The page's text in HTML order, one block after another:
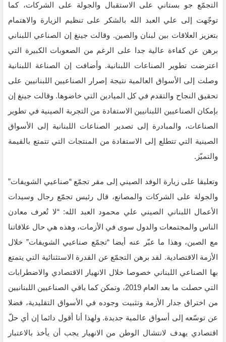
التجمّع جو بستاني على الاستقبال والجولة على الشركات، كما
توجّهت إلى علي العبد الله بالشكر على تنظيم الزيارة والاهتمام
بتعزيز العلاقات بين لبنان والصين. وقالت جينغ إن الصناعي اللبناني
برهن عن كفاءة عالية جدا على الرغم من الصعوبات الكبيرة التي
اعترضت تطوير الصناعات اللبنانية. وأضافت إن الصناعة اللبنانية
وصلت إلى الأسواق العالمية نتيجة إصرار الصناعيين اللبنانيين على
تحقيق النجاح والتقدم في كل الميادين التي خاضوها. وقالت جينغ إن
بإمكان الصناعيين اللبنانيين الاستفادة من التجربة الصينية في تطوير
الصناعات، والمبادرة إلى تصدير الصناعات اللبنانية إلى الأسواق
الصينية التي تتطلع إلى الاستفادة من المنتجات التي تتمتع بالقيمة
والتميّز.
وتعليقا على زيارة الوفد الصيني إلى مقر تجمّع “صناعيي الشويفات”
والجولة على الشركات والمصانع، قال رئيس تجمّع رجال وسيدات
الأعمال اللبناني الصيني علي محمود العبد الله: “لا تُعرف معادن
الناس والمجتمعات والدول سوى في الأزمات، وهذه هي حال علاقاتنا
مع الصين، وهذا ما عبّر عنه أيضا “تجمّع صناعيي الشويفات” خلال
الأزمة الاقتصادية. لقد برهن التجمّع عن القدرة الاستثنائية التي يتمتع
بها الصناعي اللبناني خصوصا خلال الانهيار الاقتصادي والاضطرابات
التي حصلت ما بعد العام 2019، وتمكن كما باقي الصناعيين اللبنانيين
من اختراق جدار الأزمة وتثبيت وجوده في الأسواق التقليدية، فضلا
عن توسّعه إلى أسواق عالمية جديدة. ولهذا أنا أقول دائما إن أي حلّ
اقتصادي يهدف لانتشال الوطن من الانهيار يجب أن يأخذ بالاعتبار